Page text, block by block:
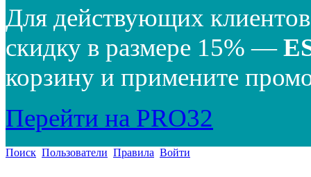
Для действующих
скидку в размере 15% —
корзину и примените
Перейти на PRO32
Поиск Пользователи Правила Войти